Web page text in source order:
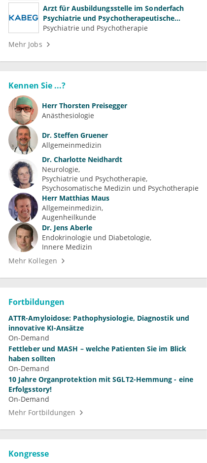
Arzt für Ausbildungsstelle im Sonderfach
Psychiatrie und Psychotherapeutische
Medizin (m/w/d)
Psychiatrie und Psychotherapie
Mehr Jobs
Kennen Sie ...?
Herr Thorsten Preisegger
Anästhesiologie
Dr. Steffen Gruener
Allgemeinmedizin
Dr. Charlotte Neidhardt
Neurologie
Psychiatrie und Psychotherapie
Psychosomatische Medizin und Psychotherapie
Herr Matthias Maus
Allgemeinmedizin
Augenheilkunde
Dr. Jens Aberle
Endokrinologie und Diabetologie
Innere Medizin
Mehr Kollegen
Fortbildungen
ATTR-Amyloidose: Pathophysiologie, Diagnostik und
innovative KI-Ansätze
On-Demand
Fettleber und MASH – welche Patienten Sie im Blick
haben sollten
On-Demand
10 Jahre Organprotektion mit SGLT2-Hemmung - eine
Erfolgsstory!
On-Demand
Mehr Fortbildungen
Kongresse